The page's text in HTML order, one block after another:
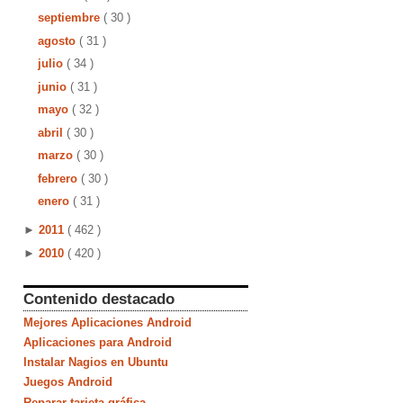
septiembre ( 30 )
agosto ( 31 )
julio ( 34 )
junio ( 31 )
mayo ( 32 )
abril ( 30 )
marzo ( 30 )
febrero ( 30 )
enero ( 31 )
► 2011 ( 462 )
► 2010 ( 420 )
Contenido destacado
Mejores Aplicaciones Android
Aplicaciones para Android
Instalar Nagios en Ubuntu
Juegos Android